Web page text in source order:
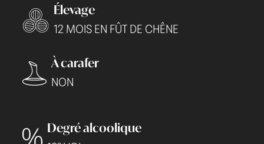
Élevage
12 MOIS EN FÛT DE CHÊNE
À carafer
NON
Degré alcoolique